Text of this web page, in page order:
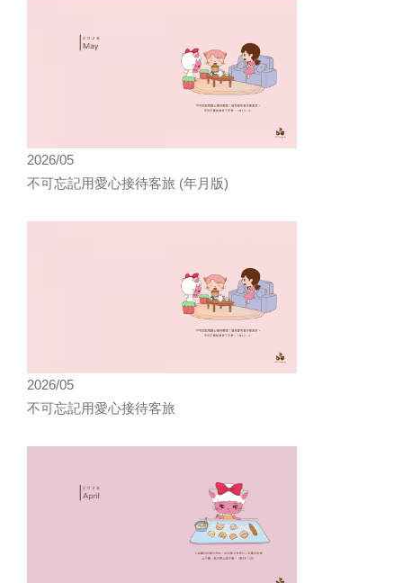
2026/05
不可忘記用愛心接待客旅 (年月版)
2026/05
不可忘記用愛心接待客旅